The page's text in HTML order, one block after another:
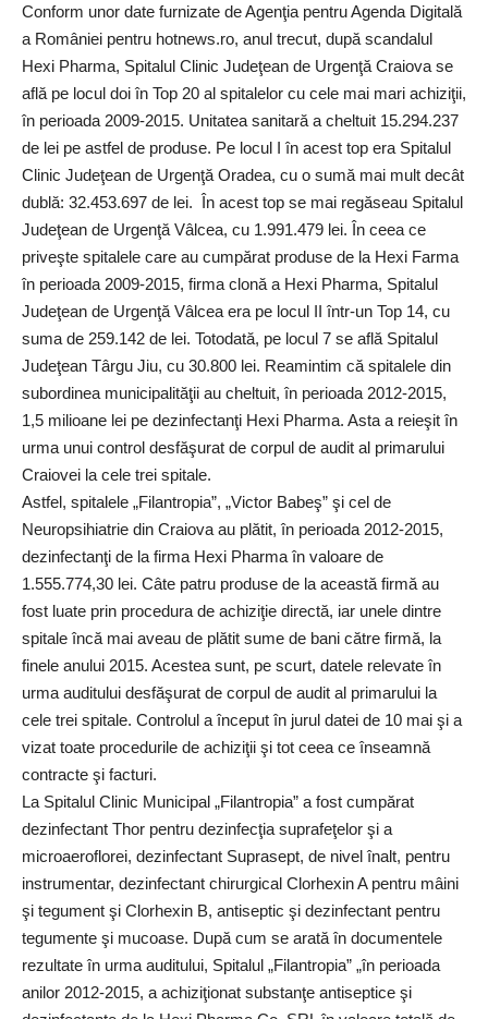
Conform unor date furnizate de Agenţia pentru Agenda Digitală
a României pentru hotnews.ro, anul trecut, după scandalul
Hexi Pharma, Spitalul Clinic Judeţean de Urgenţă Craiova se
află pe locul doi în Top 20 al spitalelor cu cele mai mari achiziţii,
în perioada 2009-2015. Unitatea sanitară a cheltuit 15.294.237
de lei pe astfel de produse. Pe locul I în acest top era Spitalul
Clinic Judeţean de Urgenţă Oradea, cu o sumă mai mult decât
dublă: 32.453.697 de lei. În acest top se mai regăseau Spitalul
Judeţean de Urgenţă Vâlcea, cu 1.991.479 lei. În ceea ce
priveşte spitalele care au cumpărat produse de la Hexi Farma
în perioada 2009-2015, firma clonă a Hexi Pharma, Spitalul
Judeţean de Urgenţă Vâlcea era pe locul II într-un Top 14, cu
suma de 259.142 de lei. Totodată, pe locul 7 se află Spitalul
Judeţean Târgu Jiu, cu 30.800 lei. Reamintim că spitalele din
subordinea municipalităţii au cheltuit, în perioada 2012-2015,
1,5 milioane lei pe dezinfectanţi Hexi Pharma. Asta a reieşit în
urma unui control desfăşurat de corpul de audit al primarului
Craiovei la cele trei spitale.
Astfel, spitalele „Filantropia”, „Victor Babeş” şi cel de
Neuropsihiatrie din Craiova au plătit, în perioada 2012-2015,
dezinfectanţi de la firma Hexi Pharma în valoare de
1.555.774,30 lei. Câte patru produse de la această firmă au
fost luate prin procedura de achiziţie directă, iar unele dintre
spitale încă mai aveau de plătit sume de bani către firmă, la
finele anului 2015. Acestea sunt, pe scurt, datele relevate în
urma auditului desfăşurat de corpul de audit al primarului la
cele trei spitale. Controlul a început în jurul datei de 10 mai şi a
vizat toate procedurile de achiziţii şi tot ceea ce înseamnă
contracte şi facturi.
La Spitalul Clinic Municipal „Filantropia” a fost cumpărat
dezinfectant Thor pentru dezinfecţia suprafeţelor şi a
microaeroflorei, dezinfectant Suprasept, de nivel înalt, pentru
instrumentar, dezinfectant chirurgical Clorhexin A pentru mâini
şi tegument şi Clorhexin B, antiseptic şi dezinfectant pentru
tegumente şi mucoase. După cum se arată în documentele
rezultate în urma auditului, Spitalul „Filantropia” „în perioada
anilor 2012-2015, a achiziţionat substanţe antiseptice şi